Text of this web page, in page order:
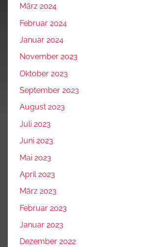
März 2024
Februar 2024
Januar 2024
November 2023
Oktober 2023
September 2023
August 2023
Juli 2023
Juni 2023
Mai 2023
April 2023
März 2023
Februar 2023
Januar 2023
Dezember 2022